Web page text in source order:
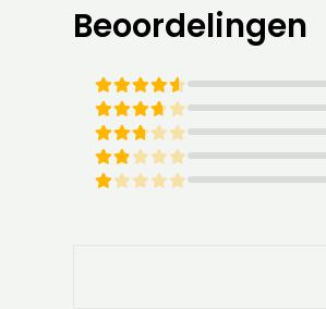
Beoordelingen
Gewaardeerd5uit 5
Gewaardeerd4uit 5
Gewaardeerd3uit 5
Gewaardeerd2uit 5